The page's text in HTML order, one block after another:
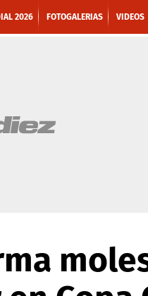
2026 FOTOGALERIAS VIDEOS